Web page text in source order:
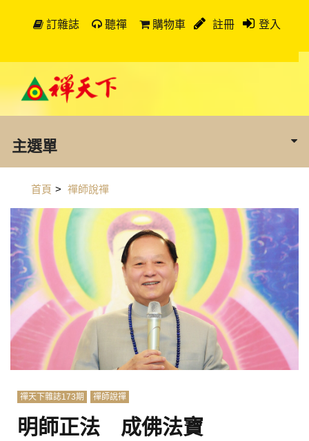
訂雜誌 聽禪 購物車 註冊 登入
主選單
首頁 > 禪師說禪
禪天下雜誌173期 禪師說禪
明師正法 成佛法寶